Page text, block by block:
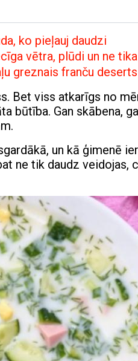
ko pieļauj daudzi
vētra, plūdi un ne
greznais franču
Bet viss atkarīgs no
būtība. Gan skābena,
un kā ģimenē
ne tik daudz veidojas,